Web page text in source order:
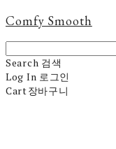
Comfy Smooth
Search 검색
Log In 로그인
Cart장바구니